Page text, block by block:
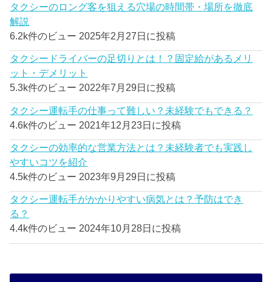
タクシーのロング客を狙える穴場の時間帯・場所を徹底
解説
6.2k件のビュー 2025年2月27日に投稿
タクシードライバーの足切りとは！？固定給があるメリ
ット・デメリット
5.3k件のビュー 2022年7月29日に投稿
タクシー運転手の仕事って難しい？未経験でもできる？
4.6k件のビュー 2021年12月23日に投稿
タクシーの効率的な営業方法とは？未経験者でも実践し
やすいコツを紹介
4.5k件のビュー 2023年9月29日に投稿
タクシー運転手がかかりやすい病気とは？予防はでき
る？
4.4k件のビュー 2024年10月28日に投稿